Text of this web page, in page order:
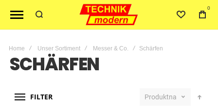
0
Home Unser Sortiment Messer & Co. Schärfen
SCHÄRFEN
FILTER Produktname